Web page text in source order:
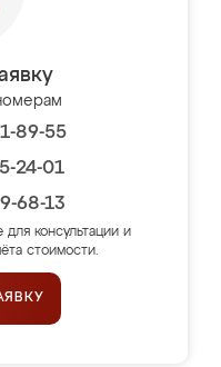
89-55
24-01
68-13
для консультации и
стоимости.